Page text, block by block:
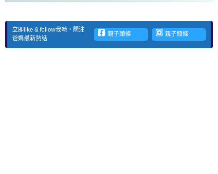
立即like & follow我哋，關注
爸媽最新熱話
親子頭條 親子頭條